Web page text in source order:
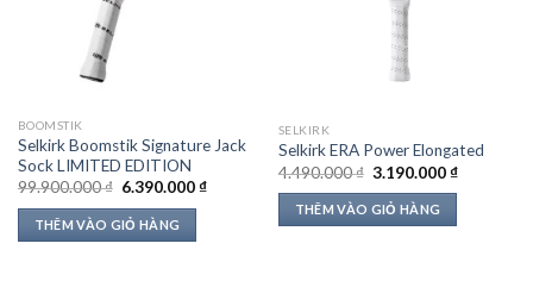
BOOMSTIK
Selkirk Boomstik Signature Jack
Sock LIMITED EDITION
99.900.000₫ Giá
là:
99.900.000 ₫.
6.390.000₫Giá
THÊM VÀO GIỎ HÀNG
SELKIRK
Selkirk ERA Power Elongated
4.490.000₫ Giá
là:
4.490.000 ₫.
3.190.000₫Giá
3.190.000
THÊM VÀO GIỎ HÀNG